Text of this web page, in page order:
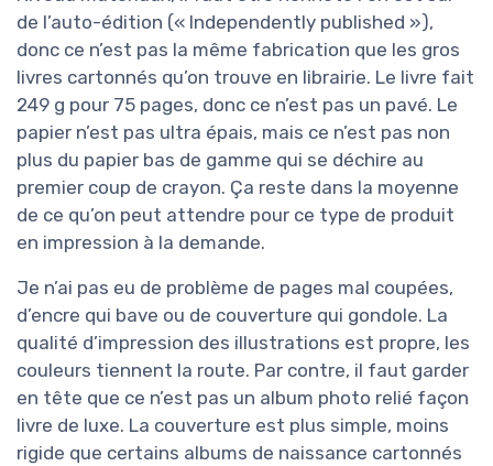
de l’auto-édition (« Independently published »),
donc ce n’est pas la même fabrication que les gros
livres cartonnés qu’on trouve en librairie. Le livre fait
249 g pour 75 pages, donc ce n’est pas un pavé. Le
papier n’est pas ultra épais, mais ce n’est pas non
plus du papier bas de gamme qui se déchire au
premier coup de crayon. Ça reste dans la moyenne
de ce qu’on peut attendre pour ce type de produit
en impression à la demande.
Je n’ai pas eu de problème de pages mal coupées,
d’encre qui bave ou de couverture qui gondole. La
qualité d’impression des illustrations est propre, les
couleurs tiennent la route. Par contre, il faut garder
en tête que ce n’est pas un album photo relié façon
livre de luxe. La couverture est plus simple, moins
rigide que certains albums de naissance cartonnés